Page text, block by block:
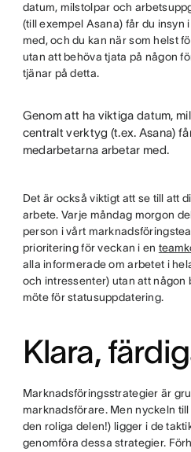
datum, milstolpar och
(till exempel Asana) får du insyn
med, och du kan när som helst
utan att behöva tjata på någon
tjänar på detta.
Genom att ha viktiga datum,
centralt verktyg (t.ex. Asana)
medarbetarna arbetar med.
Det är också viktigt att se till att
arbete. Varje måndag morgon
person i vårt
prioritering för veckan i en
alla informerade om arbetet i
och intressenter) utan att någon
möte för statusuppdatering.
Klara,
Marknadsföringsstrategier är
marknadsförare. Men nyckeln
den roliga delen!) ligger i de
genomföra dessa strategier.